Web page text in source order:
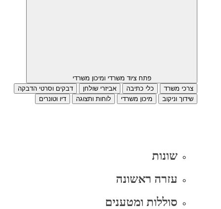
פתח ציוד משרדי ומיכון משרדי
צרכי משרד
כלי כתיבה אביזרי שולחן
דבקים וסרטי הדבקה
שידוך וניקוב
מיכון משרדי לוחות ותצוגה דיו וטונרים
שונות
עזרה ראשונה
סוללות ומטענים